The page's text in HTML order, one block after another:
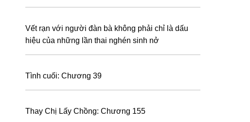
Vết rạn với người đàn bà không phải chỉ là dấu
hiệu của những lần thai nghén sinh nở
Tình cuối: Chương 39
Thay Chị Lấy Chồng: Chương 155